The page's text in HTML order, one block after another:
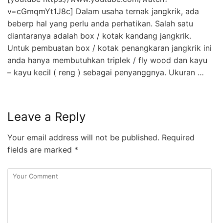
v=cGmqmYt1J8c] Dalam usaha ternak jangkrik, ada
beberp hal yang perlu anda perhatikan. Salah satu
diantaranya adalah box / kotak kandang jangkrik.
Untuk pembuatan box / kotak penangkaran jangkrik ini
anda hanya membutuhkan triplek / fly wood dan kayu
– kayu kecil ( reng ) sebagai penyanggnya. Ukuran …
Leave a Reply
Your email address will not be published. Required
fields are marked *